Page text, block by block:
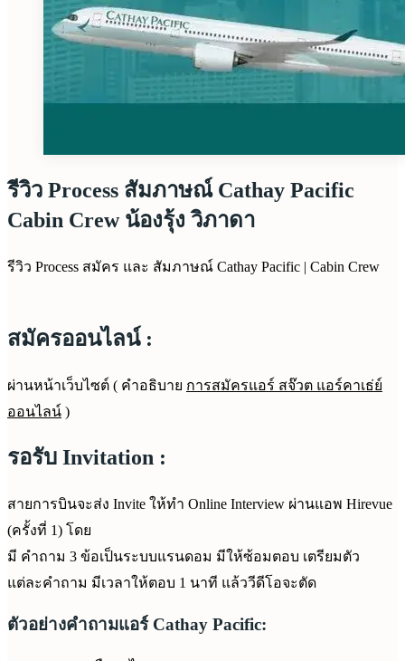
รีวิว Process สัมภาษณ์ Cathay Pacific
Cabin Crew น้องรุ้ง วิภาดา
รีวิว Process สมัคร และ สัมภาษณ์ Cathay Pacific | Cabin Crew
สมัครออนไลน์ :
ผ่านหน้าเว็บไซต์ ( คำอธิบาย การสมัครแอร์ สจ๊วต แอร์คาเธ่ย์
ออนไลน์ )
รอรับ Invitation :
สายการบินจะส่ง Invite ให้ทำ Online Interview ผ่านแอพ Hirevue
(ครั้งที่ 1) โดย
มี คำถาม 3 ข้อเป็นระบบแรนดอม มีให้ซ้อมตอบ เตรียมตัว
แต่ละคำถาม มีเวลาให้ตอบ 1 นาที แล้ววีดีโอจะตัด
ตัวอย่างคำถามแอร์ Cathay Pacific: